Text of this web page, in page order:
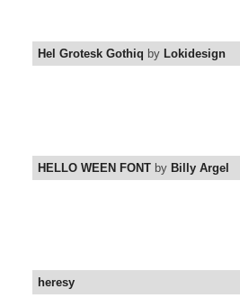
Hel Grotesk Gothiq by Lokidesign
HELLO WEEN FONT by Billy Argel
heresy